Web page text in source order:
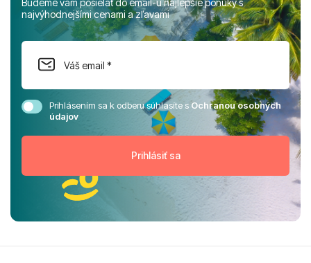
Budeme vám posielať do email-u najlepšie ponuky s
najvýhodnejšími cenami a zľavami
Prihlásením sa k odberu súhlasíte sOchranou osobných
údajov